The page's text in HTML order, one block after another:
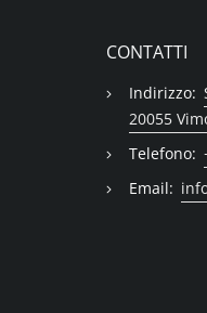
CONTATTI
Indirizzo:
20055
Telefono:
Email: